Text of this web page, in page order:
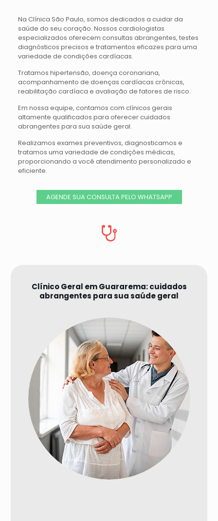
Na Clínica São Paulo, somos dedicados a cuidar da
saúde do seu coração. Nossos cardiologistas
especializados oferecem consultas abrangentes, testes
diagnósticos precisos e tratamentos eficazes para uma
variedade de condições cardíacas.
Tratamos hipertensão, doença coronariana,
acompanhamento de doenças cardíacas crônicas,
reabilitação cardíaca e avaliação de fatores de risco.
Em nossa equipe, contamos com clínicos gerais
altamente qualificados para oferecer cuidados
abrangentes para sua saúde geral.
Realizamos exames preventivos, diagnosticamos e
tratamos uma variedade de condições médicas,
proporcionando a você atendimento personalizado e
eficiente.
AGENDE SUA CONSULTA PELO WHATSAPP
Clínico Geral em Guararema: cuidados
abrangentes para sua saúde geral